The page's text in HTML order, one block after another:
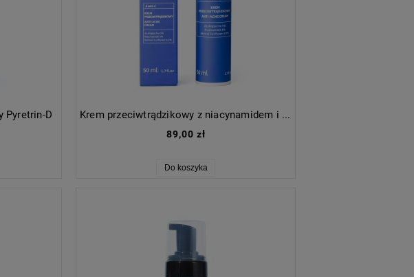
Pyretrin-D Krem przeciwtrądzikowy z niacynamidem i azeloglicyną Azeli-C
89,00 zł
Do koszyka